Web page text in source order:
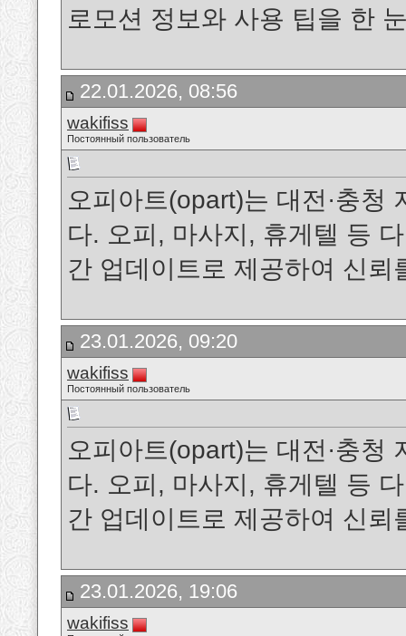
로모션 정보와 사용 팁을 한
22.01.2026, 08:56
wakifiss
Постоянный пользователь
오피아트(opart)는 대전·충청
다. 오피, 마사지, 휴게텔 등
간 업데이트로 제공하여 신뢰
23.01.2026, 09:20
wakifiss
Постоянный пользователь
오피아트(opart)는 대전·충청
다. 오피, 마사지, 휴게텔 등
간 업데이트로 제공하여 신뢰
23.01.2026, 19:06
wakifiss